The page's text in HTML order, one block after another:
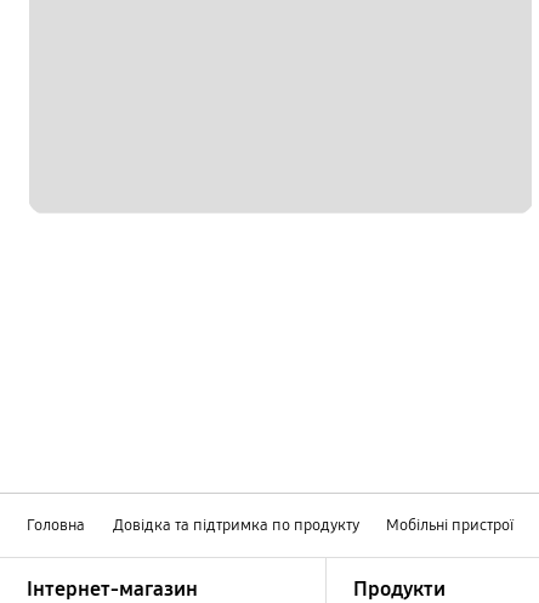
Головна Довідка та підтримка по продукту Мобільні пристрої
Інтернет-магазин Продукти